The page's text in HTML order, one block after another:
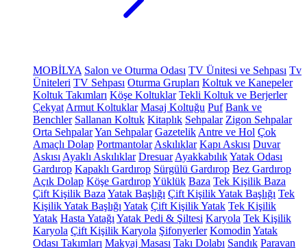
MOBİLYA Salon ve Oturma Odası TV Ünitesi ve Sehpası Tv
Üniteleri TV Sehpası Oturma Grupları Koltuk ve Kanepeler
Koltuk Takımları Köşe Koltuklar Tekli Koltuk ve Berjerler
Çekyat Armut Koltuklar Masaj Koltuğu Puf Bank ve
Benchler Sallanan Koltuk Kitaplık Sehpalar Zigon Sehpalar
Orta SehpalarYan Sehpalar Gazetelik Antre ve Hol Çok
Amaçlı Dolap Portmantolar Askılıklar Kapı Askısı Duvar
Askısı Ayaklı Askılıklar Dresuar AyakkabılıkYatak Odası
Gardırop Kapaklı Gardırop Sürgülü Gardırop Bez Gardırop
Açık Dolap Köşe GardıropYüklük Baza Tek Kişilik Baza
Çift Kişilik Baza Yatak Başlığı Çift Kişilik Yatak Başlığı Tek
Kişilik Yatak Başlığı Yatak Çift Kişilik Yatak Tek Kişilik
Yatak Hasta Yatağı Yatak Pedi & Şiltesi Karyola Tek Kişilik
Karyola Çift Kişilik Karyola Şifonyerler Komodin Yatak
Odası Takımları Makyaj Masası Takı Dolabı Sandık Paravan